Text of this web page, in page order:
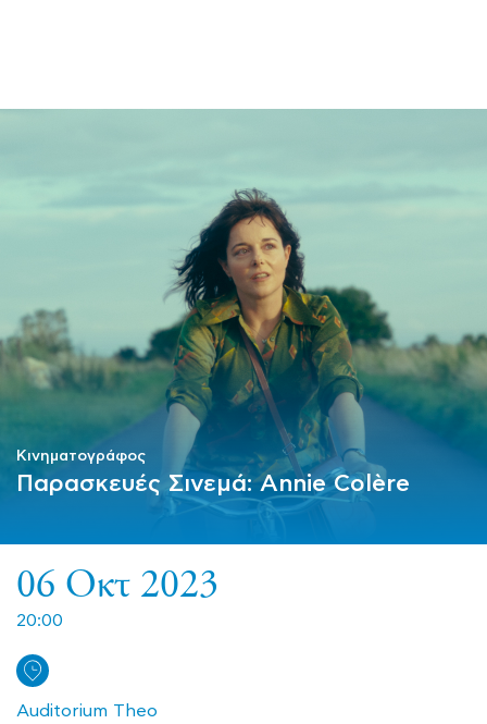
06 Οκτ 2023
20:00
Auditorium Theo
Κινηματογράφος
Παρασκευές Σινεμά: Annie Colère